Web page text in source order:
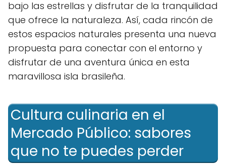
bajo las estrellas ⁢y disfrutar de la tranquilidad
que ofrece la naturaleza. Así, cada rincón​ de‌
estos espacios naturales presenta una nueva
propuesta para conectar con el entorno y
disfrutar ‍de una aventura única en esta
maravillosa isla brasileña.
Cultura culinaria en el
Mercado Público:‍ sabores
que no te puedes perder